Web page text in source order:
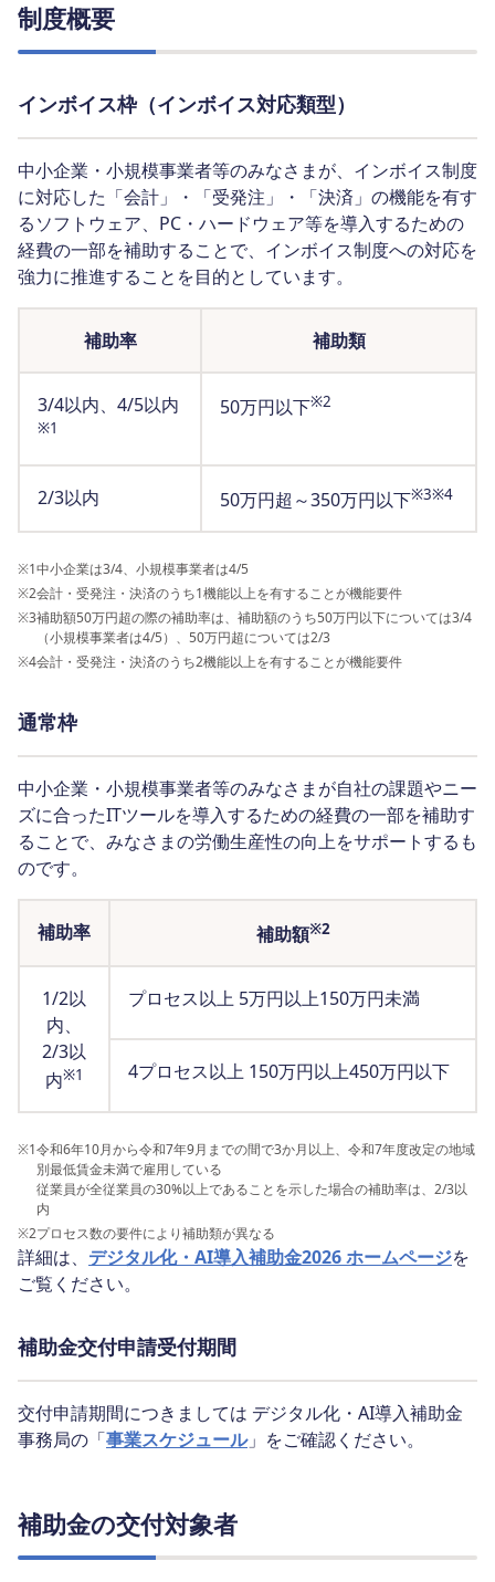
制度概要
インボイス枠（インボイス対応類型）
中小企業・小規模事業者等のみなさまが、インボイス制度
に対応した「会計」・「受発注」・「決済」の機能を有す
るソフトウェア、PC・ハードウェア等を導入するための
経費の一部を補助することで、インボイス制度への対応を
強力に推進することを目的としています。
補助率 補助類
3/4以内、4/5以内
※1
50万円以下※2
2/3以内 50万円超～350万円以下※3※4
※1中小企業は3/4、小規模事業者は4/5
※2会計・受発注・決済のうち1機能以上を有することが機能要件
※3補助額50万円超の際の補助率は、補助額のうち50万円以下については3/4
（小規模事業者は4/5）、50万円超については2/3
※4会計・受発注・決済のうち2機能以上を有することが機能要件
通常枠
中小企業・小規模事業者等のみなさまが自社の課題やニー
ズに合ったITツールを導入するための経費の一部を補助す
ることで、みなさまの労働生産性の向上をサポートするも
のです。
補助率 補助額※2
1/2以
内、
2/3以
内※1
プロセス以上 5万円以上150万円未満
4プロセス以上 150万円以上450万円以下
※1令和6年10月から令和7年9月までの間で3か月以上、令和7年度改定の地域
別最低賃金未満で雇用している
従業員が全従業員の30%以上であることを示した場合の補助率は、2/3以
内
※2プロセス数の要件により補助類が異なる
詳細は、 デジタル化・AI導入補助金2026 ホームページを
ご覧ください。
補助金交付申請受付期間
交付申請期間につきましては デジタル化・AI導入補助金
事務局の「事業スケジュール」をご確認ください。
補助金の交付対象者